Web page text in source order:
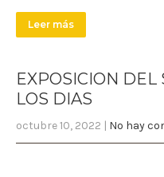
Leer más
EXPOSICION DEL
LOS DIAS
octubre 10, 2022 | No hay